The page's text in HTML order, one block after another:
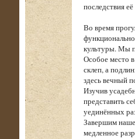
последствия
Во время
культуры. Мы
Особое место
склеп, а
здесь вечный
Изучив
представить
уединённых
Завершим
медленное